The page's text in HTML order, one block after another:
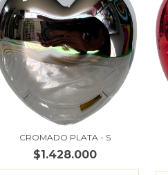
CROMADO PLATA - S
$1.428.000